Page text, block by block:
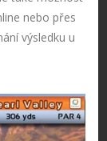
nebo přes
výsledku u